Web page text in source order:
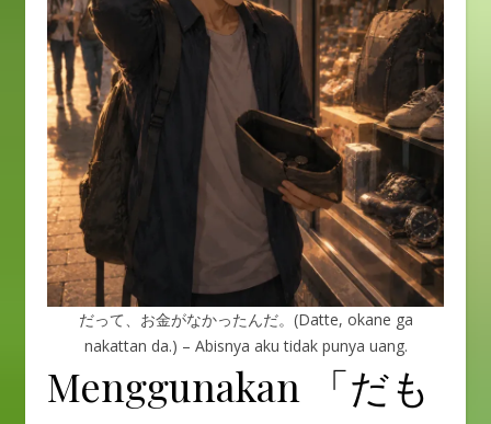
だって、お金がなかったんだ。(Datte, okane ga
nakattan da.) – Abisnya aku tidak punya uang.
Menggunakan 「だも